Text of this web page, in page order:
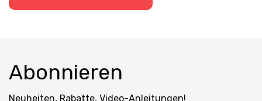
Abonnieren
Neuheiten, Rabatte, Video-Anleitungen!